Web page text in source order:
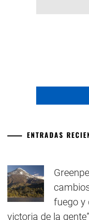
ENTRADAS
fuego y
victoria de la gente”